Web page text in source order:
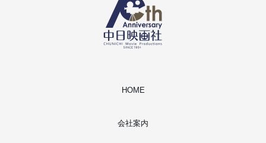
HOME
会社案内